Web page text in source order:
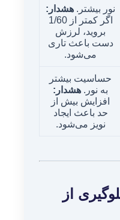
نور بیشتر. هشدار:
اگر کمتر از 1/60
بروید، لرزش
دست باعث تاری
می‌شود.
حساسیت بیشتر
به نور. هشدار:
افزایش بیش از
حد باعث ایجاد
نویز می‌شود.
از